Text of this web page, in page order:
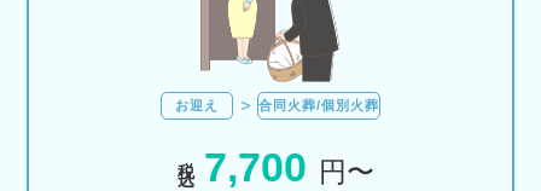
お迎え 合同火葬/個別火葬
7,700 円〜